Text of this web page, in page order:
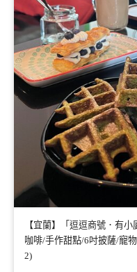
【宜蘭】「逗逗商號．有
咖啡/手作甜點/6吋披薩/寵
2)